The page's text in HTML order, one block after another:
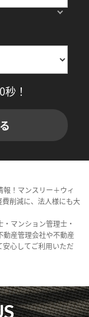
！
！マンスリー＋ウィ
削減に、法人様にも大
マンション管理士・
動産管理会社や不動産
安心してご利用いただ